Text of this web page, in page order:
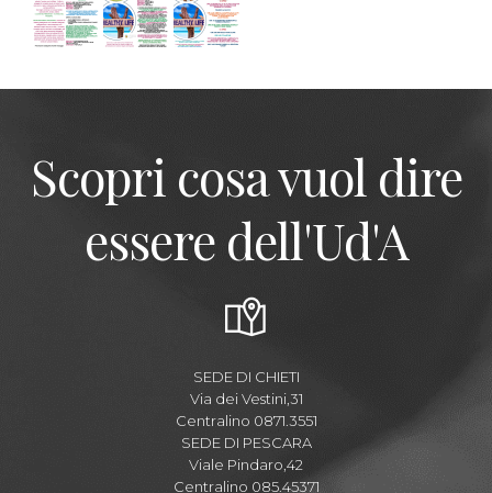
Scopri cosa vuol dire
essere dell'Ud'A
SEDE DI CHIETI
Via dei Vestini,31
Centralino 0871.3551
SEDE DI PESCARA
Viale Pindaro,42
Centralino 085.45371